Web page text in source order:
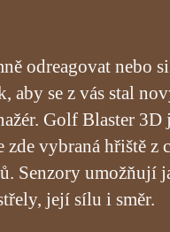
odreagovat nebo
se z vás stal
Golf Blaster 3D
vybraná hřiště z
Senzory umožňují
její sílu i směr.